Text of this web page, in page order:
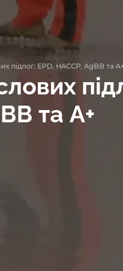
підлог: EPD, HACCP, AgBB та
та A+